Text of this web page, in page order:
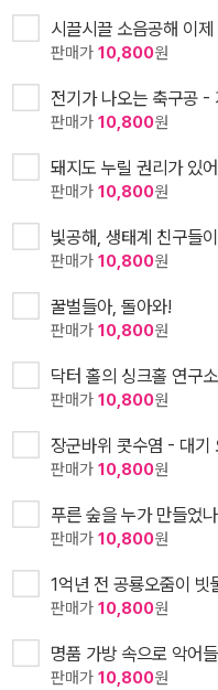
시끌시끌 소음공해 이제
판매가 10,800원
전기가 나오는 축구공 -
판매가 10,800원
돼지도 누릴 권리가 있
판매가 10,800원
빛공해, 생태계 친구들
판매가 10,800원
꿀벌들아, 돌아와!
판매가 10,800원
닥터 홀의 싱크홀 연구소
판매가 10,800원
장군바위 콧수염 - 대기
판매가 10,800원
푸른 숲을 누가 만들었
판매가 10,800원
1억년 전 공룡오줌이 빗
판매가 10,800원
명품 가방 속으로 악어
판매가 10,800원